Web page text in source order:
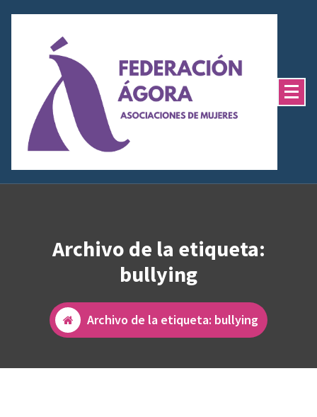
Archivo de la etiqueta:
bullying
Archivo de la etiqueta: bullying